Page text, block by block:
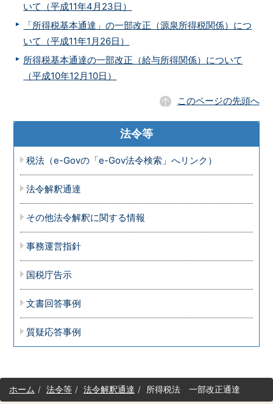
いて（平成11年4月23日）
「所得税基本通達」の一部改正（源泉所得税関係）につ
いて（平成11年1月26日）
所得税基本通達の一部改正（給与所得関係）について
（平成10年12月10日）
このページの先頭へ
法令等
税法（e-Govの「e-Gov法令検索」へリンク）
法令解釈通達
その他法令解釈に関する情報
事務運営指針
国税庁告示
文書回答事例
質疑応答事例
サ
イホーム 法令等 法令解釈通達 所得税法 一部改正通達